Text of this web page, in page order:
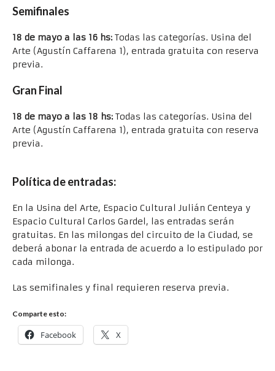
Semifinales
18 de mayo a las 16 hs: Todas las categorías. Usina del
Arte (Agustín Caffarena 1), entrada gratuita con reserva
previa.
Gran Final
18 de mayo a las 18 hs: Todas las categorías. Usina del
Arte (Agustín Caffarena 1), entrada gratuita con reserva
previa.
Política de entradas:
En la Usina del Arte, Espacio Cultural Julián Centeya y
Espacio Cultural Carlos Gardel, las entradas serán
gratuitas. En las milongas del circuito de la Ciudad, se
deberá abonar la entrada de acuerdo a lo estipulado por
cada milonga.
Las semifinales y final requieren reserva previa.
Comparte esto:
Facebook X